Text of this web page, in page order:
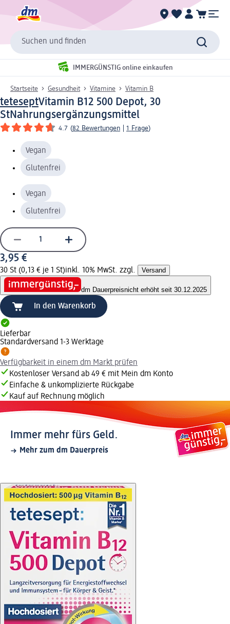
Suchen und finden
IMMERGÜNSTIG online einkaufen
Startseite Gesundheit Vitamine Vitamin B
teteseptVitamin B12 500 Depot, 30
StNahrungsergänzungsmittel
4.7 (82 Bewertungen 1 Frage)
Vegan
Glutenfrei
Vegan
Glutenfrei
3,95 €
30 St (0,13 € je 1 St)inkl. 10% MwSt. zzgl. Versand
dm Dauerpreisnicht erhöht seit 30.12.2025
In den Warenkorb
Lieferbar
Standardversand 1-3 Werktage
Verfügbarkeit in einem dm Markt prüfen
Kostenloser Versand ab 49 € mit Mein dm Konto
Einfache & unkomplizierte Rückgabe
Kauf auf Rechnung möglich
Immer mehr fürs Geld.
Mehr zum dm Dauerpreis